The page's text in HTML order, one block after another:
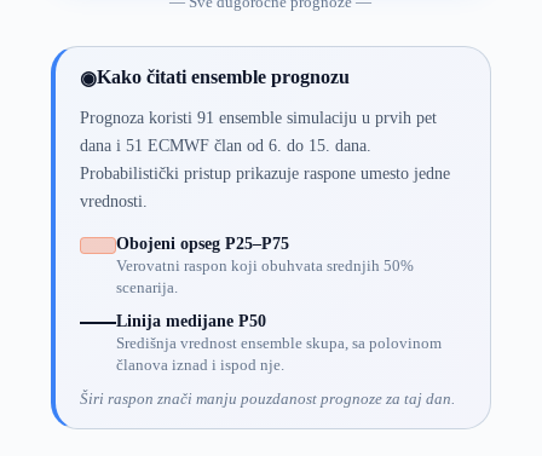
◉Kako čitati ensemble prognozu
Prognoza koristi 91 ensemble simulaciju u prvih pet
dana i 51 ECMWF član od 6. do 15. dana.
Probabilistički pristup prikazuje raspone umesto jedne
vrednosti.
Obojeni opseg P25–P75
Verovatni raspon koji obuhvata srednjih 50%
scenarija.
Linija medijane P50
Središnja vrednost ensemble skupa, sa polovinom
članova iznad i ispod nje.
Širi raspon znači manju pouzdanost prognoze za taj dan.